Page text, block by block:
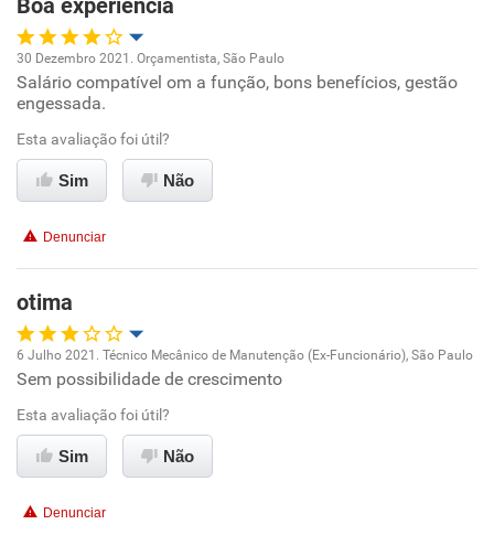
Recomenda esta empresa
Boa experiência
Oportunidade de promoção
Ambiente de trabalho
Conciliação com a vida familiar
Recomenda esta empresa
30 Dezembro 2021. Orçamentista, São Paulo
Salário compatível om a função, bons benefícios, gestão
engessada.
Esta avaliação foi útil?
Sim Não
Denunciar
otima
Oportunidade de promoção
Ambiente de trabalho
6 Julho 2021. Técnico Mecânico de Manutenção (Ex-Funcionário), São Paulo
Sem possibilidade de crescimento
Esta avaliação foi útil?
Sim Não
Denunciar